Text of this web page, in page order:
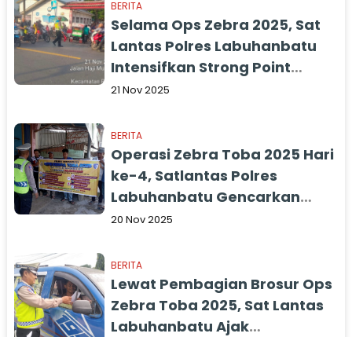
BERITA
Selama Ops Zebra 2025, Sat
Lantas Polres Labuhanbatu
Intensifkan Strong Point
Wujudkan
21 Nov 2025
BERITA
Operasi Zebra Toba 2025 Hari
ke-4, Satlantas Polres
Labuhanbatu Gencarkan
Penyuluhan Tertib
Address
20 Nov 2025
BERITA
Lewat Pembagian Brosur Ops
Zebra Toba 2025, Sat Lantas
Labuhanbatu Ajak